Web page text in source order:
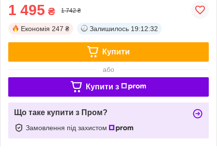
1 495 ₴ 1 742 ₴
Економія 247 ₴ Залишилось 19:12:32
Купити
або
Купити з
Що таке купити з Пром?
Замовлення під захистом